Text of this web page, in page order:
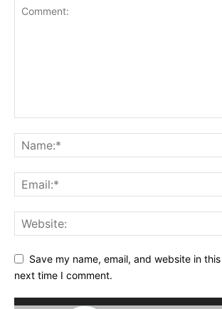
Save my name, email, and website in
next time I comment.